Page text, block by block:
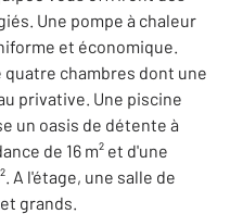
Une pompe à chaleur
et économique.
quatre chambres dont une
privative. Une piscine
un oasis de détente à
de 16 m² et d'une
A l'étage, une salle de
grands.